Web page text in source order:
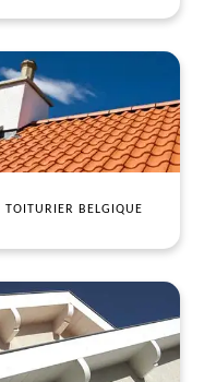
TOITURIER BELGIQUE